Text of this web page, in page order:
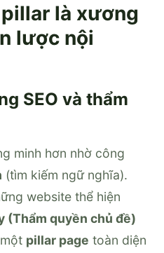
là xương
lược nội
SEO và thẩm
minh hơn nhờ công
(tìm kiếm ngữ nghĩa).
website thể hiện
(Thẩm quyền chủ đề)
pillar page toàn diện